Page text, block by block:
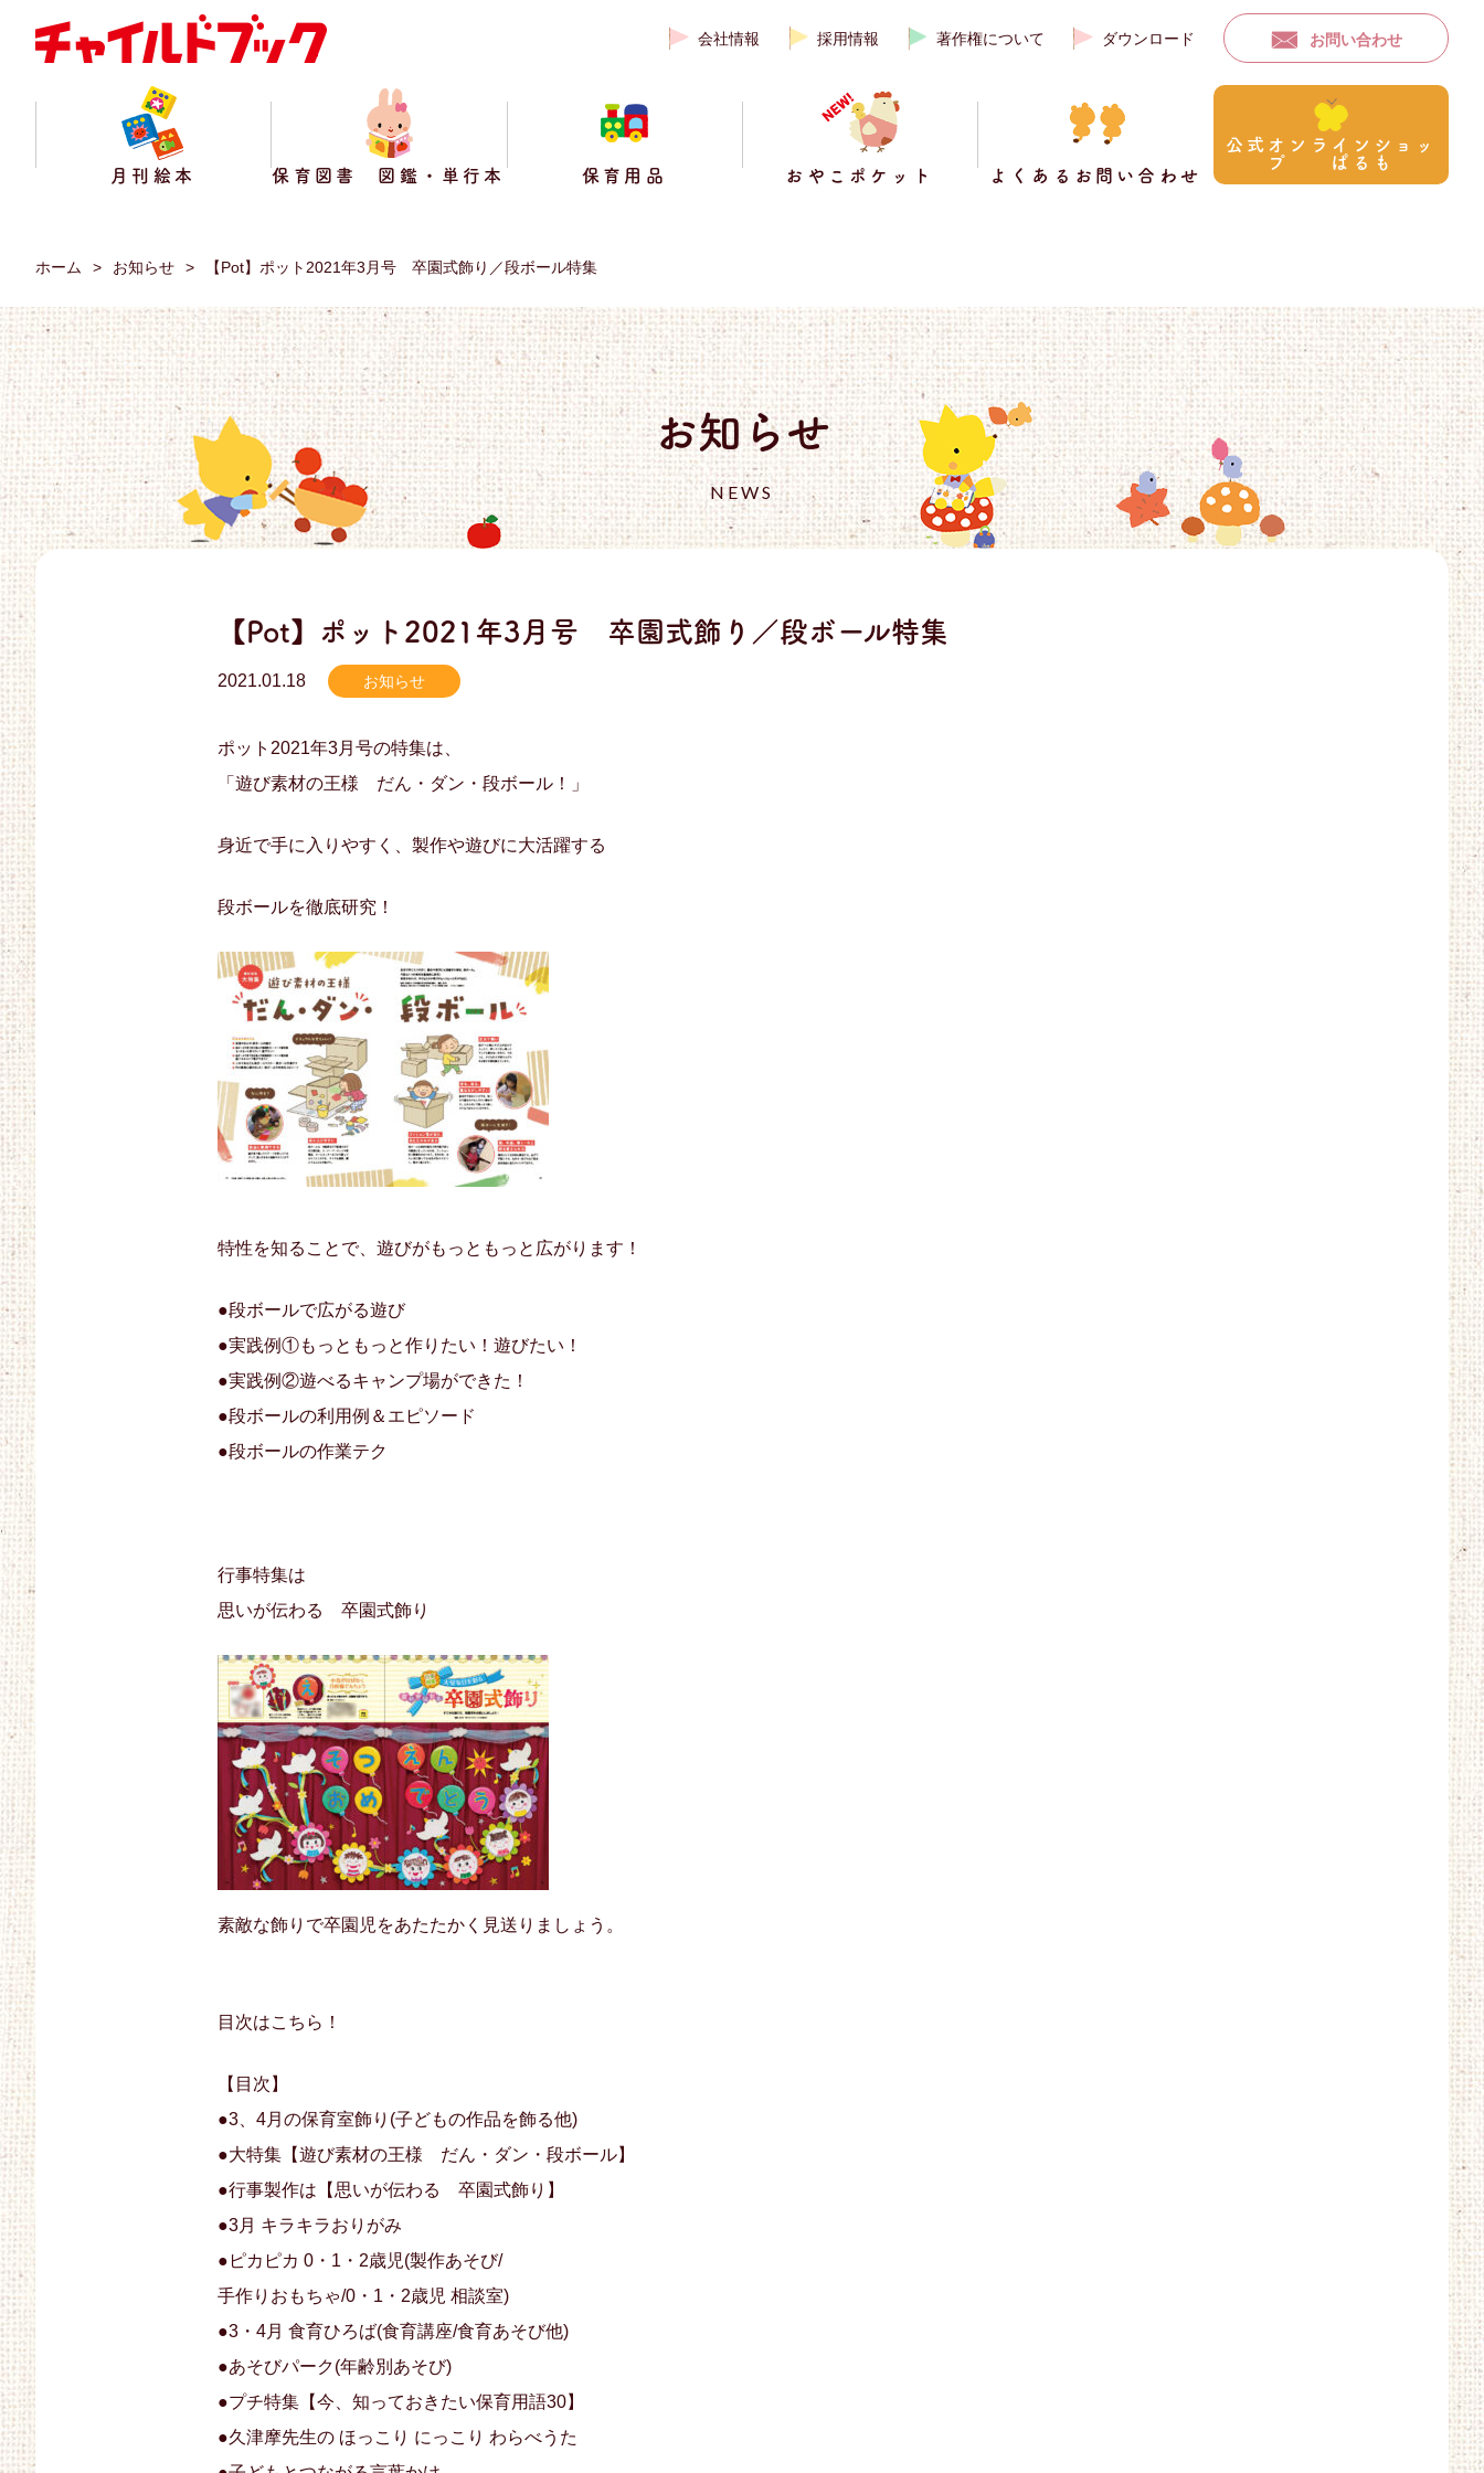
会社情報 採用情報 著作権について ダウンロード お問い合わせ
月刊絵本 保育図書 図鑑・単行本 保育用品 おやこポケット よくあるお問い合わせ
公式オンラインショッ
プ ぱるも
ホーム お知らせ 【Pot】ポット2021年3月号 卒園式飾り／段ボール特集
お知らせ
NEWS
【Pot】ポット2021年3月号 卒園式飾り／段ボール特集
2021.01.18 お知らせ
ポット2021年3月号の特集は、
「遊び素材の王様 だん・ダン・段ボール！」
身近で手に入りやすく、製作や遊びに大活躍する
段ボールを徹底研究！
特性を知ることで、遊びがもっともっと広がります！
●段ボールで広がる遊び
●実践例①もっともっと作りたい！遊びたい！
●実践例②遊べるキャンプ場ができた！
●段ボールの利用例＆エピソード
●段ボールの作業テク
行事特集は
思いが伝わる 卒園式飾り
素敵な飾りで卒園児をあたたかく見送りましょう。
目次はこちら！
【目次】
●3、4月の保育室飾り(子どもの作品を飾る他)
●大特集【遊び素材の王様 だん・ダン・段ボール】
●行事製作は【思いが伝わる 卒園式飾り】
●3月 キラキラおりがみ
●ピカピカ 0・1・2歳児(製作あそび/
手作りおもちゃ/0・1・2歳児 相談室)
●3・4月 食育ひろば(食育講座/食育あそび他)
●あそびパーク(年齢別あそび)
●プチ特集【今、知っておきたい保育用語30】
●久津摩先生の ほっこり にっこり わらべうた